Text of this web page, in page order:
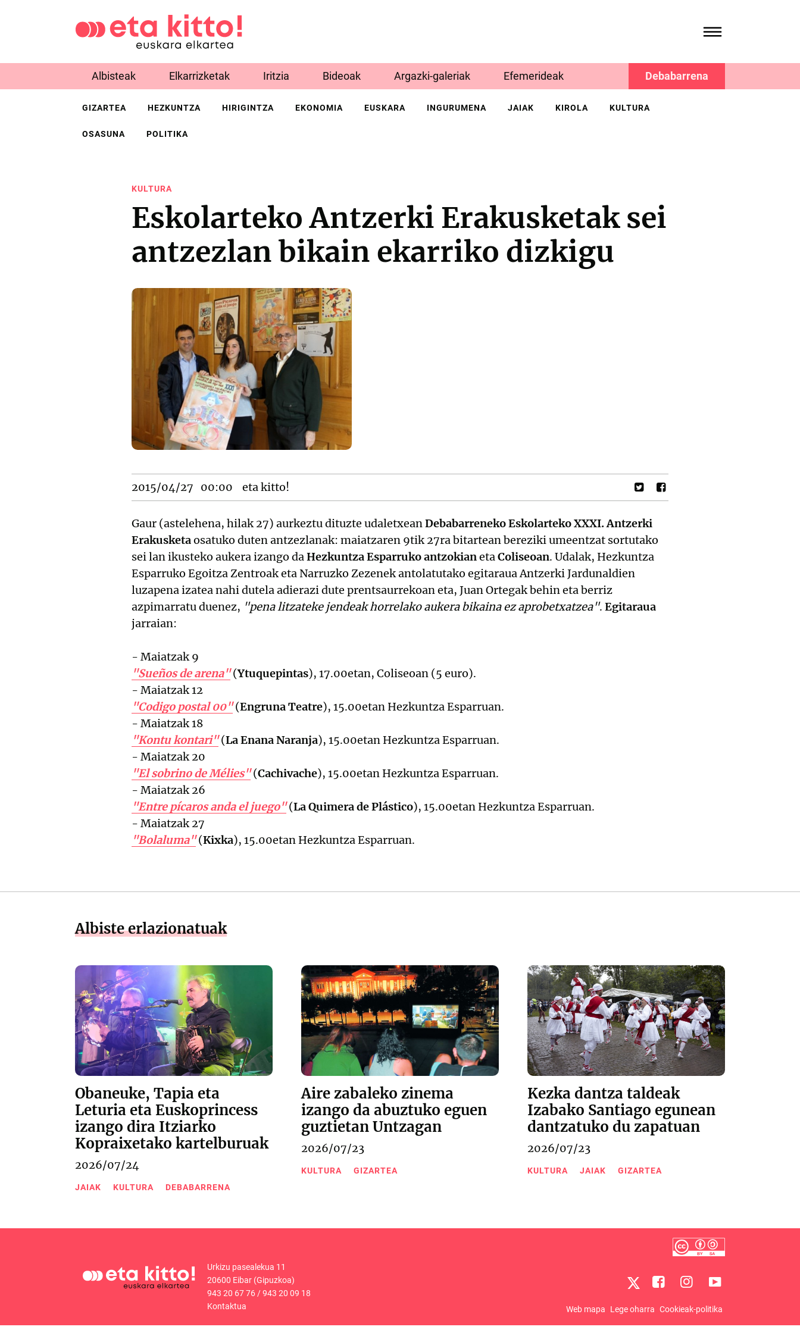
Albisteak Elkarrizketak Iritzia Bideoak Argazki-galeriak Efemerideak Debabarrena
GIZARTEA HEZKUNTZA HIRIGINTZA EKONOMIA EUSKARA INGURUMENA JAIAK KIROLA KULTURA
OSASUNA POLITIKA
KULTURA
Eskolarteko Antzerki Erakusketak sei
antzezlan bikain ekarriko dizkigu
2015/04/27 00:00 eta kitto!
Gaur (astelehena, hilak 27) aurkeztu dituzte udaletxeanDebabarreneko Eskolarteko XXXI. Antzerki
Erakusketaosatuko duten antzezlanak: maiatzaren 9tik 27ra bitartean bereziki umeentzat sortutako
sei lan ikusteko aukera izango daHezkuntza Esparruko antzokianetaColiseoan. Udalak, Hezkuntza
Esparruko Egoitza Zentroak eta Narruzko Zezenek antolatutako egitaraua Antzerki Jardunaldien
luzapena izatea nahi dutela adierazi dute prentsaurrekoan eta, Juan Ortegak behin eta berriz
azpimarratu duenez, "pena litzateke jendeak horrelako aukera bikaina ez aprobetxatzea". Egitaraua
jarraian:
- Maiatzak 9
"Sueños de arena"(Ytuquepintas), 17.00etan, Coliseoan (5 euro).
- Maiatzak 12
"Codigo postal 00"(Engruna Teatre), 15.00etan Hezkuntza Esparruan.
- Maiatzak 18
"Kontu kontari"(La Enana Naranja), 15.00etan Hezkuntza Esparruan.
- Maiatzak 20
"El sobrino de Mélies"(Cachivache), 15.00etan Hezkuntza Esparruan.
- Maiatzak 26
"Entre pícaros anda el juego"(La Quimera de Plástico), 15.00etan Hezkuntza Esparruan.
- Maiatzak 27
"Bolaluma"(Kixka), 15.00etan Hezkuntza Esparruan.
Albiste erlazionatuak
Obaneuke, Tapia eta
Leturia eta Euskoprincess
izango dira Itziarko
Kopraixetako kartelburuak
2026/07/24
JAIAK KULTURA DEBABARRENA
Aire zabaleko zinema
izango da abuztuko eguen
guztietan Untzagan
2026/07/23
KULTURA GIZARTEA
Kezka dantza taldeak
Izabako Santiago egunean
dantzatuko du zapatuan
2026/07/23
KULTURA JAIAK GIZARTEA
Urkizu pasealekua 11
20600 Eibar (Gipuzkoa)
943 20 67 76/943 20 09 18
Kontaktua
Web mapa Lege oharra Cookieak-politika